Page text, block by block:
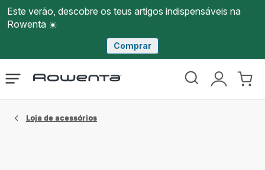
Este verão, descobre os teus artigos indispensáveis na
Rowenta ☀️
Comprar
Página
Rowenta
O
Abrir
Loja de acessórios​